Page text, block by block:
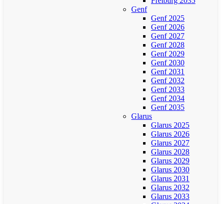
Genf
Genf 2025
Genf 2026
Genf 2027
Genf 2028
Genf 2029
Genf 2030
Genf 2031
Genf 2032
Genf 2033
Genf 2034
Genf 2035
Glarus
Glarus 2025
Glarus 2026
Glarus 2027
Glarus 2028
Glarus 2029
Glarus 2030
Glarus 2031
Glarus 2032
Glarus 2033